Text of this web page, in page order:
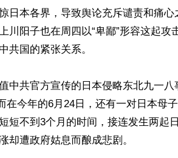
日本各界，导致舆论充斥谴责和痛心
川阳子也在周四以“卑鄙”形容这起攻
共国的紧张关系。
中共官方宣传的日本侵略东北九一八
在今年的6月24日，还有一对日本母子
短不到3个月的时间，接连发生两起
却遭政府姑息而酿成悲剧。